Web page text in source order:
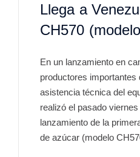
Llega a
CH570
En un lanzamiento en
productores importantes
asistencia técnica del
realizó el pasado
lanzamiento de la
de azúcar (modelo